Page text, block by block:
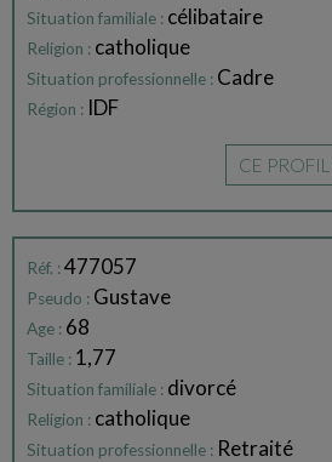
Situation familiale : célibataire
Religion : catholique
Situation professionnelle : Cadre
Région : IDF
CE
Réf. :477057
Pseudo : Gustave
Age : 68
Taille : 1,77
Situation familiale : divorcé
Religion : catholique
Situation professionnelle : Retraité